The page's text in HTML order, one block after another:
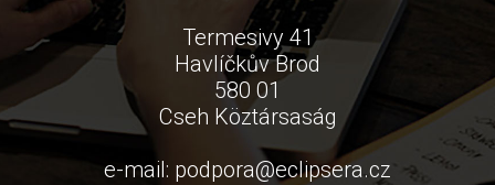
Termesivy 41
Havlíčkův Brod
580 01
Cseh Köztársaság
e-mail: podpora@eclipsera.cz